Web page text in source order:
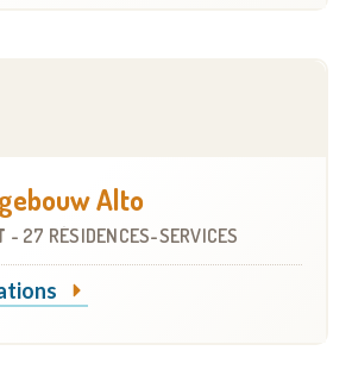
Alto
- 27 RÉSIDENCES-SERVICES